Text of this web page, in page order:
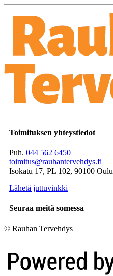
Toimituksen yhteystiedot
Puh. 044 562 6450
toimitus@rauhantervehdys.fi
Isokatu 17, PL 102, 90100 Oulu
Lähetä juttuvinkki
Seuraa meitä somessa
© Rauhan Tervehdys